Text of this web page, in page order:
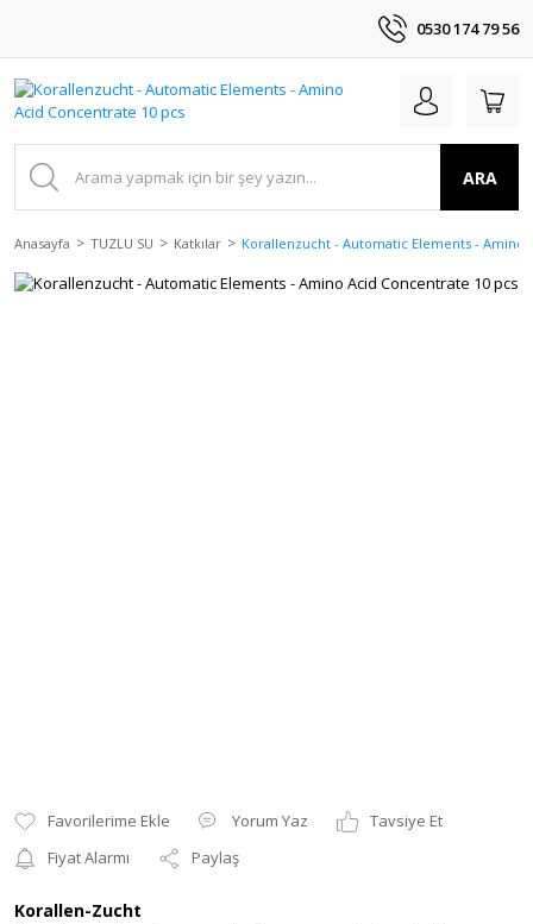
0530 174 79 56
ARA
Anasayfa TUZLU SU Katkılar Korallenzucht - Automatic Elements - Amino
Yorum Yaz
Tavsiye Et
Fiyat Alarmı
Paylaş
Korallen-Zucht